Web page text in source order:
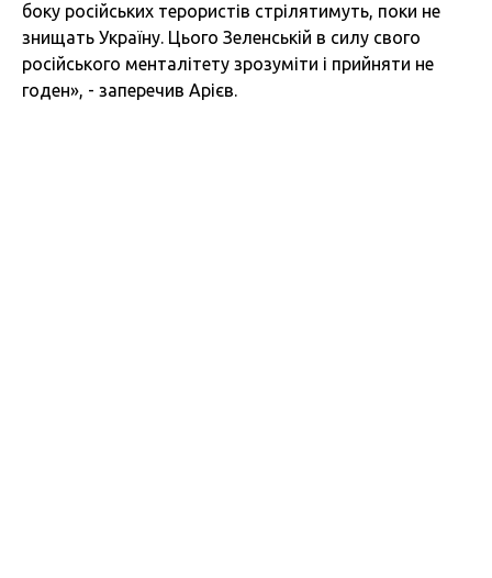
боку російських терористів стрілятимуть, поки не
знищать Україну. Цього Зеленській в силу свого
російського менталітету зрозуміти і прийняти не
годен», - заперечив Арієв.